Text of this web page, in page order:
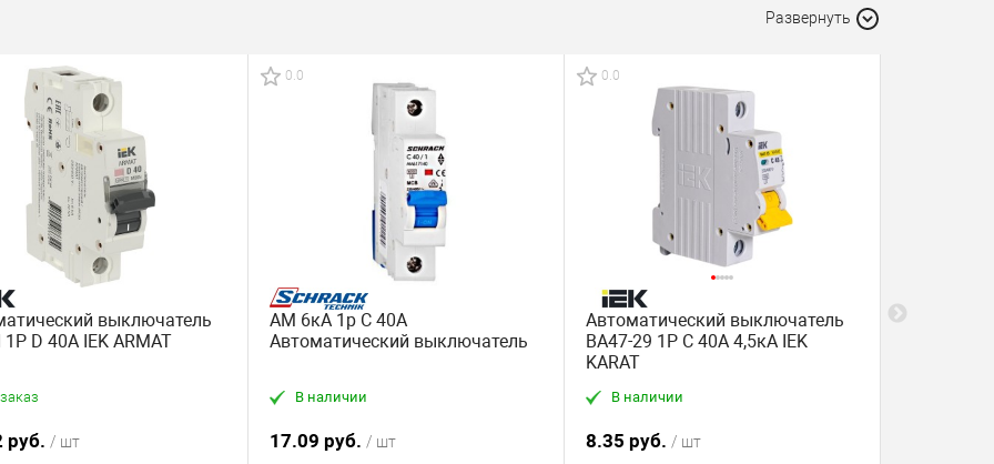
Развернуть
выключатель
D 40А IEK ARMAT
руб. / шт
0.0
AM 6кА 1p С 40A
Автоматический выключатель
В наличии
17.09 руб. / шт
0.0
Автоматический выключатель
ВА47-29 1P C 40А 4,5кА IEK
KARAT
В наличии
8.35 руб. / шт